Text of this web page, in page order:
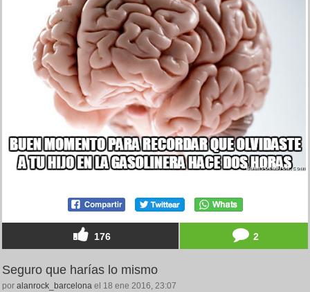
176 2
Seguro que harías lo mismo
por alanrock_barcelona el 18 ene 2016, 23:07